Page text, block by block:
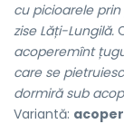
cu picioarele
zise Lăți-Lungilă.
acoperemînt
care se
dormiră sub
Variantă: